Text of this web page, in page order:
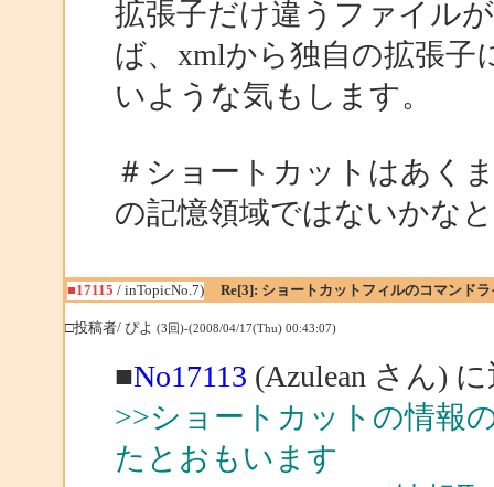
拡張子だけ違うファイル
ば、xmlから独自の拡張子
いような気もします。
＃ショートカットはあく
の記憶領域ではないかな
■17115 / inTopicNo.7) Re[3]: ショートカットフィルのコマンド
□投稿者/ ぴよ (3回)-(2008/04/17(Thu) 00:43:07)
■No17113 (Azulean さん)
>>ショートカットの情報
たとおもいます